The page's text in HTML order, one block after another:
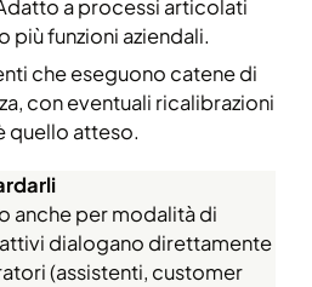
a processi articolati
più funzioni aziendali.
che eseguono catene di
con eventuali ricalibrazioni
quello atteso.
anche per modalità di
dialogano direttamente
(assistenti, customer